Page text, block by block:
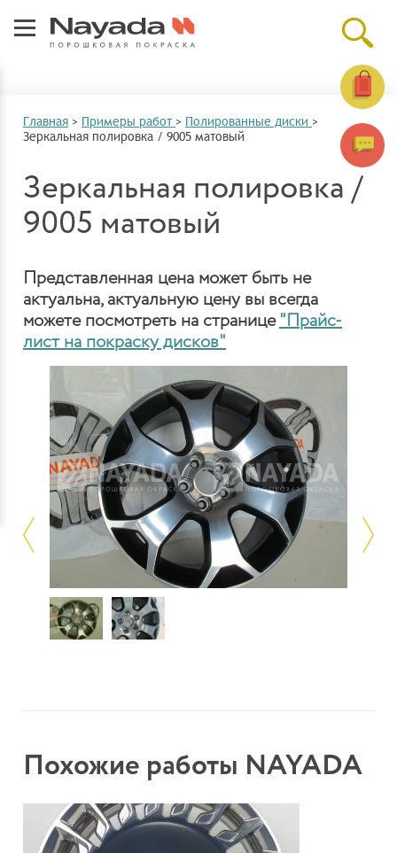
Главная > Примеры работ > Полированные диски >
Зеркальная полировка / 9005 матовый
Зеркальная полировка /
9005 матовый
Представленная цена может быть не
актуальна, актуальную цену вы всегда
можете посмотреть на странице "Прайс-
лист на покраску дисков"
Похожие работы NAYADA